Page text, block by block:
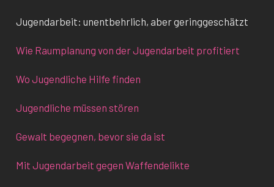
Jugendarbeit: unentbehrlich, aber geringgeschätzt
Wie Raumplanung von der Jugendarbeit profitiert
Wo Jugendliche Hilfe finden
Jugendliche müssen stören
Gewalt begegnen, bevor sie da ist
Mit Jugendarbeit gegen Waffendelikte